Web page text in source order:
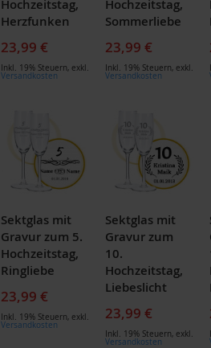
Hochzeitstag,
Herzfunken
23,99 €
Inkl. 19% Steuern, exkl.
Versandkosten
Hochzeitstag,
Sommerliebe
23,99 €
Inkl. 19% Steuern, exkl.
Versandkosten
Sektglas mit
Gravur zum 5.
Hochzeitstag,
Ringliebe
23,99 €
Inkl. 19% Steuern, exkl.
Versandkosten
Sektglas mit
Gravur zum
10.
Hochzeitstag,
Liebeslicht
23,99 €
Inkl. 19% Steuern, exkl.
Versandkosten